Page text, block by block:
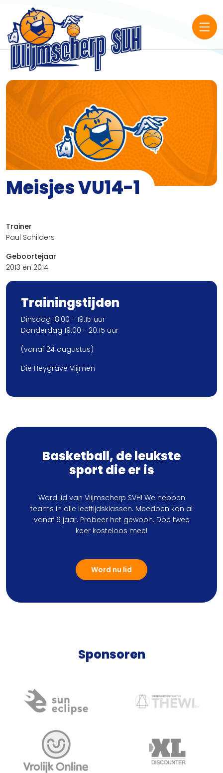
Meisjes VU14-1
Trainer
Paul Schilders
Geboortejaar
2013 en 2014
Trainingstijden
Dinsdag 18.00 - 19.15 uur
Donderdag 19.00 - 20.15 uur
(vanaf 24 augustus)
Die Heygrave Vlijmen
Basketball, de leukste
sport die er is
Word lid van Vlijmscherp SVH! We hebben
teams in alle leeftijdsklassen. Meedoen kan al
vanaf 6 jaar. Probeer het gewoon. Doe twee
keer kosteloos mee!
Word nu lid
Sponsoren